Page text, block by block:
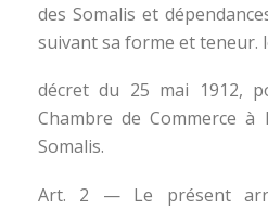
des Somalis et
suivant sa forme et teneur.
décret du 25 mai 1912,
Chambre de Commerce à
Somalis.
Art. 2 — Le présent